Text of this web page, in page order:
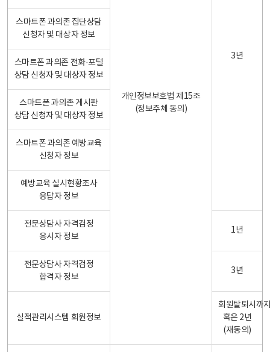
개인정보보호법 제15조
(정보주체 동의)
3년
스마트폰 과의존 집단상담
신청자 및 대상자 정보
스마트폰 과의존 전화·포털
상담 신청자 및 대상자 정보
스마트폰 과의존 게시판
상담 신청자 및 대상자 정보
스마트폰 과의존 예방교육
신청자 정보
예방교육 실시현황조사
응답자 정보
전문상담사 자격검정
응시자 정보
1년
전문상담사 자격검정
합격자 정보
3년
실적관리시스템 회원정보
회원탈퇴시까
혹은 2년
(재동의)